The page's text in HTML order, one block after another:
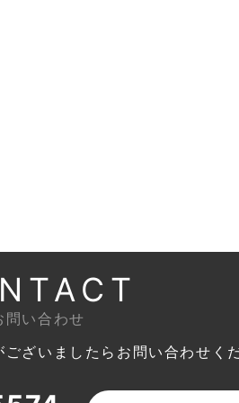
問い合わせ
ざいましたら お問い合わせく